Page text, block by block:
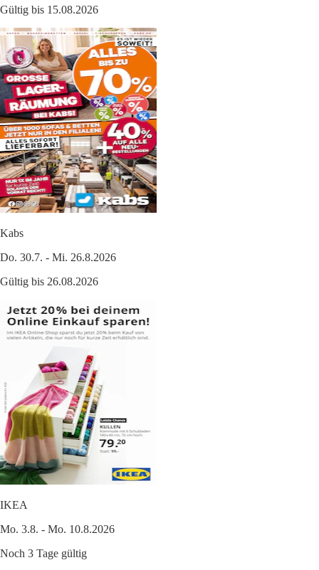
Gültig bis 15.08.2026
Kabs
Do. 30.7. - Mi. 26.8.2026
Gültig bis 26.08.2026
IKEA
Mo. 3.8. - Mo. 10.8.2026
Noch 3 Tage gültig